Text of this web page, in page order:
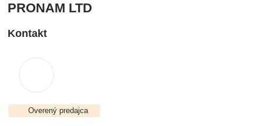
PRONAM LTD
Kontakt
Overený predajca